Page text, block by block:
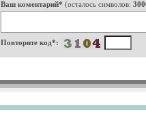
Ваш коментарий* (осталось символов:
Повторите код*: